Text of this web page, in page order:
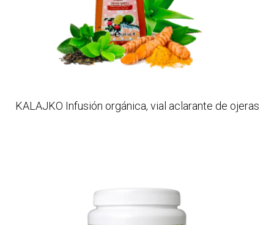
KALAJKO Infusión orgánica, vial aclarante de ojeras